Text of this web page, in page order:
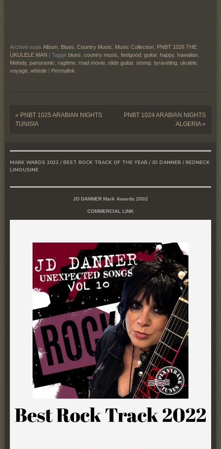
Archivé sous Album Blues Country Music Music Collection PNBT 1026 THE
UKULELE MAN | Taggé blues country music feelgood guitar, happy, hawaiian
Melody, panoramic ragtime road movie slide guitar, stomp tyraveling ukulele
voyage whistle | Permalink
Post navigation
« PNBT 1025 ARABIAN NIGHTS
TUNISIA
PNBT 1024 ARABIAN NIGHTS
ALGERIA»
MARK WARDS 2022 / BEST ROCK TRACK OF THE YEAR / JD DANNER / REDNECK
LIMOUSINE
JD DANNER Mark Awards 2002
COMMERCIAL LINK